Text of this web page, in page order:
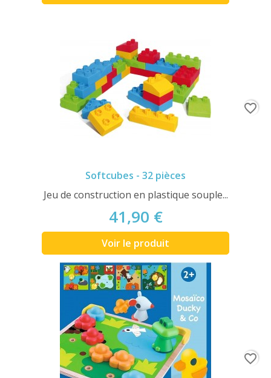
Softcubes - 32 pièces
Jeu de construction en plastique souple...
41,90 €
Voir le produit
favorite_border
favorite_border